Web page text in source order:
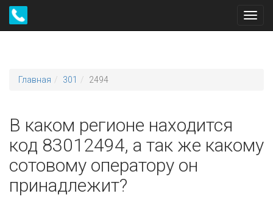
Главная 301 2494
В каком регионе находится
код 83012494, а так же какому
сотовому оператору он
принадлежит?